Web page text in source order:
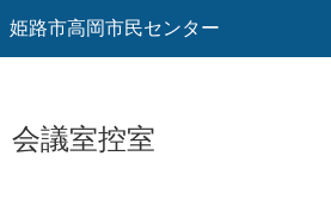
姫路市高岡市民センター
会議室控室